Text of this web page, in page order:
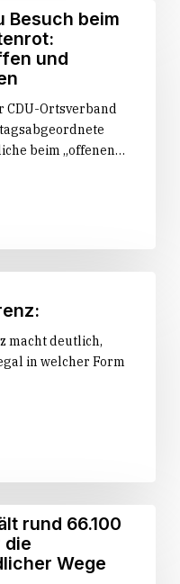
Besuch beim
und
CDU-Ortsverband
beim „offenen…
macht deutlich,
in welcher Form
rund 66.100
die
Wege